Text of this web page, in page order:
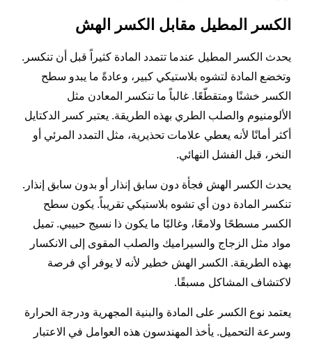
الكسر المطيل مقابل الكسر الهش
يحدث الكسر المطيل عندما تتمدد المادة كثيراً قبل أن تنكسر.
وتخضع المادة لتشوه بلاستيكي كبير، وعادةً ما يبدو سطح
الكسر خشنًا ومتقطّعًا. غالباً ما تنكسر المعادن مثل
الألومنيوم والصلب الطري بهذه الطريقة. يعتبر كسر الدكتايل
أكثر أمانًا لأنه يعطي علامات تحذيرية، مثل التمدد المرئي أو
النخر، قبل الفشل النهائي.
يحدث الكسر الهش فجأة دون سابق إنذار أو بدون سابق إنذار.
تنكسر المادة دون أي تشوه بلاستيكي تقريباً. يكون سطح
الكسر مسطحًا ولامعًا، وغالبًا ما يكون ذا نسيج حبيبي. تميل
مواد مثل الزجاج والسيراميك والصلب المقوى إلى الانكسار
بهذه الطريقة. الكسر الهش خطير لأنه لا يوفر أي فرصة
لاكتشاف المشاكل مسبقًا.
يعتمد نوع الكسر على المادة والبنية المجهرية ودرجة الحرارة
وسرعة التحميل. يأخذ المهندسون هذه العوامل في الاعتبار